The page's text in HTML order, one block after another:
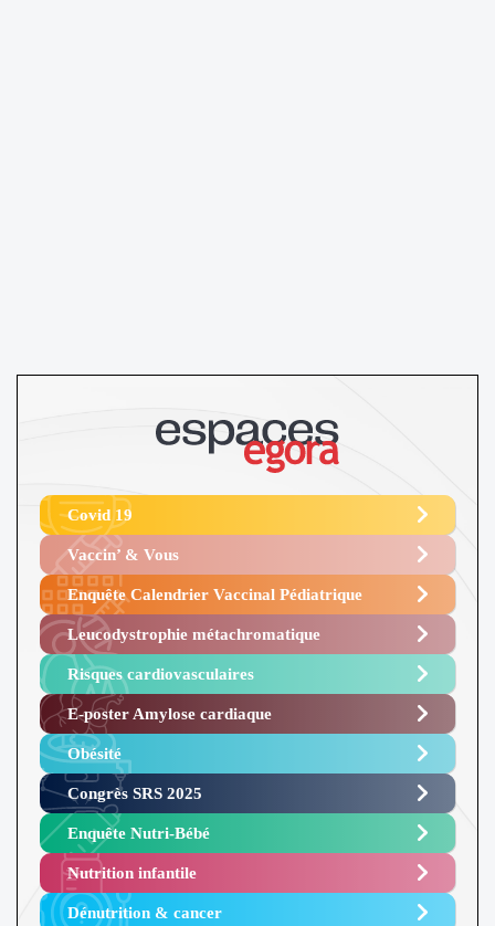
Covid 19
Vaccin’ & Vous
Enquête Calendrier Vaccinal Pédiatrique
Leucodystrophie métachromatique
Risques cardiovasculaires
E-poster Amylose cardiaque ​
Obésité ​
Congrès SRS 2025 ​
Enquête Nutri-Bébé ​
Nutrition infantile
Dénutrition & cancer